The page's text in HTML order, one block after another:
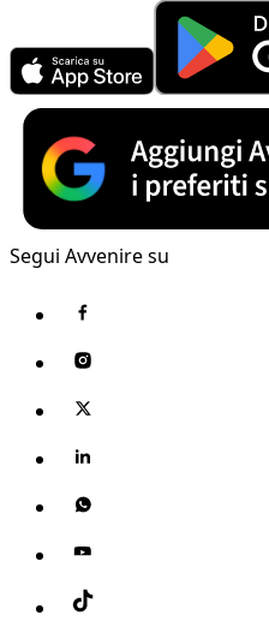
Segui Avvenire su